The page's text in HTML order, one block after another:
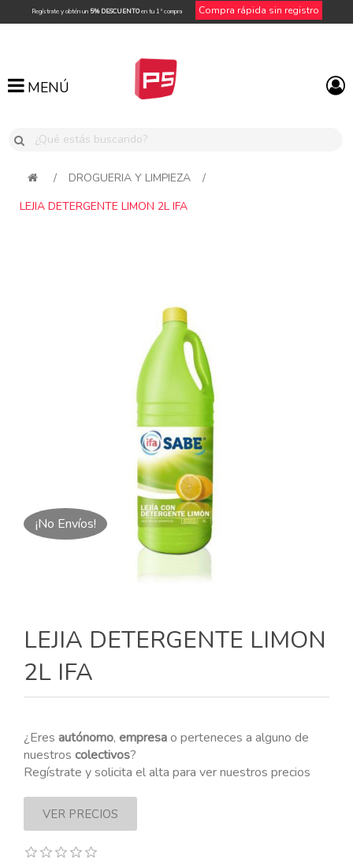
Regístrate y obtén un 5% DESCUENTOen tu 1ª compra Compra rápida sin registro
MENÚ
MENÚ
/ DROGUERIA Y LIMPIEZA
/
LEJIA DETERGENTE LIMON 2L IFA
¡No Envíos!
LEJIA DETERGENTE LIMON
2L IFA
¿Eres autónomo, empresao perteneces a alguno de
nuestros colectivos?
Regístrate y solicita el alta para ver nuestros precios